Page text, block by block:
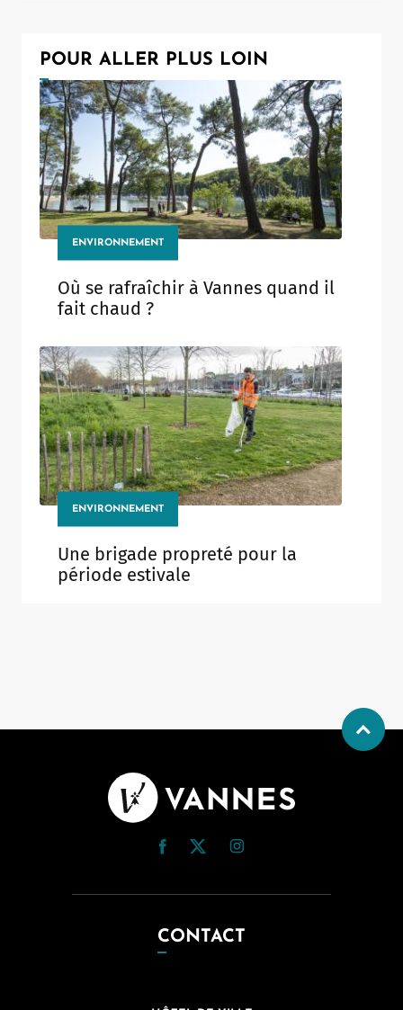
POUR ALLER PLUS LOIN
ENVIRONNEMENT
Où se rafraîchir à Vannes quand il
fait chaud ?
ENVIRONNEMENT
Une brigade propreté pour la
période estivale
CONTACT